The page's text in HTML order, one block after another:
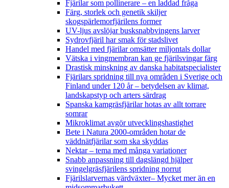
Fjärilar som pollinerare – en laddad fråga
Färg, storlek och genetik skiljer
skogspärlemorfjärilens former
UV-ljus avslöjar busksnabbvingens larver
Sydrovfjäril har smak för stadslivet
Handel med fjärilar omsätter miljontals dollar
Vätska i vingmembran kan ge fjärilsvingar färg
Drastisk minskning av danska habitatspecialister
Fjärilars spridning till nya områden i Sverige och
Finland under 120 år– betydelsen av klimat,
landskapstyp och arters särdrag
Spanska kamgräsfjärilar hotas av allt torrare
somrar
Mikroklimat avgör utvecklingshastighet
Bete i Natura 2000-områden hotar de
väddnätfjärilar som ska skyddas
Nektar – tema med många variationer
Snabb anpassning till dagslängd hjälper
svingelgräsfjärilens spridning norrut
Fjärilslarvernas värdväxter– Mycket mer än en